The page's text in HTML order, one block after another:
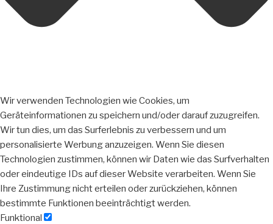
Wir verwenden Technologien wie Cookies, um
Geräteinformationen zu speichern und/oder darauf zuzugreifen.
Wir tun dies, um das Surferlebnis zu verbessern und um
personalisierte Werbung anzuzeigen. Wenn Sie diesen
Technologien zustimmen, können wir Daten wie das Surfverhalten
oder eindeutige IDs auf dieser Website verarbeiten. Wenn Sie
Ihre Zustimmung nicht erteilen oder zurückziehen, können
bestimmte Funktionen beeinträchtigt werden.
Funktional